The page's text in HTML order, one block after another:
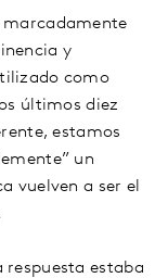
marcadamente
y
como
últimos diez
estamos
un
vuelven a ser el
respuesta estaba